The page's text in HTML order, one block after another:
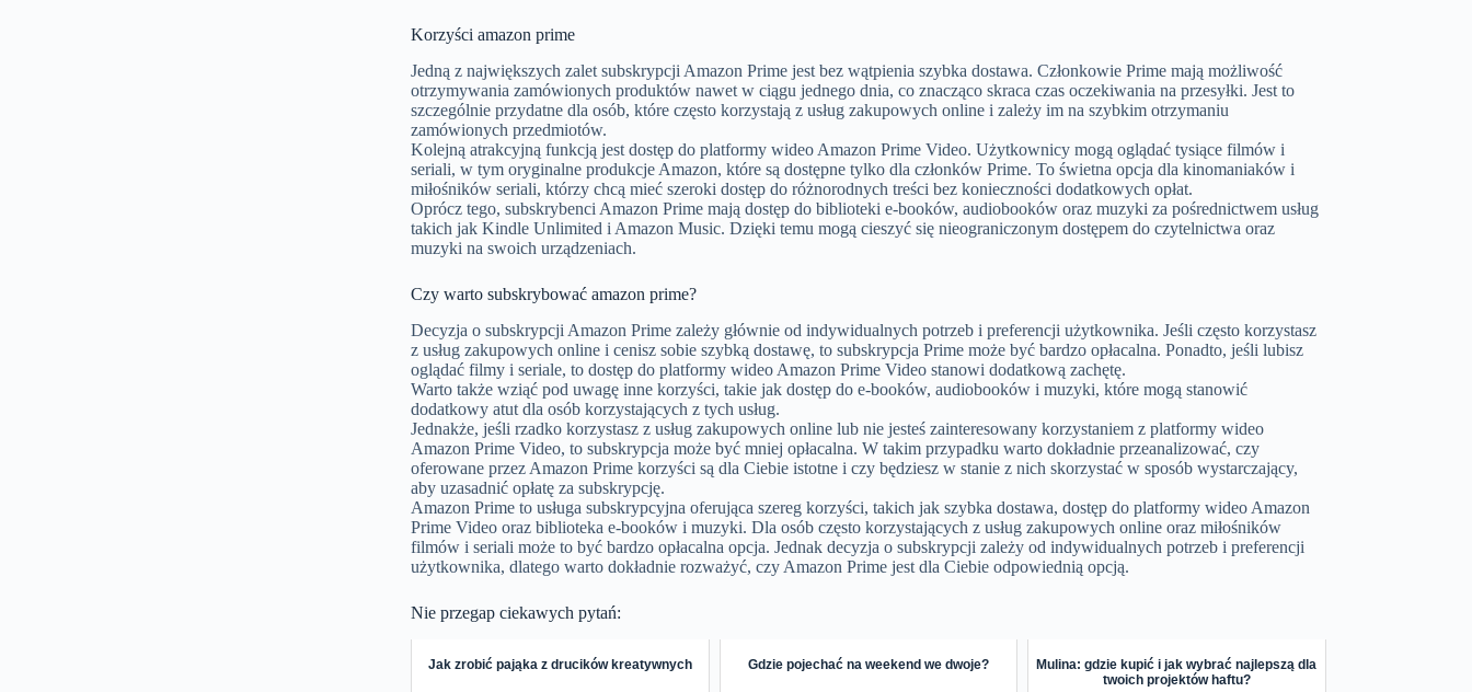
Korzyści amazon prime
Jedną z największych zalet subskrypcji Amazon Prime jest bez wątpienia szybka dostawa. Członkowie Prime mają możliwość
otrzymywania zamówionych produktów nawet w ciągu jednego dnia, co znacząco skraca czas oczekiwania na przesyłki. Jest to
szczególnie przydatne dla osób, które często korzystają z usług zakupowych online i zależy im na szybkim otrzymaniu
zamówionych przedmiotów.
Kolejną atrakcyjną funkcją jest dostęp do platformy wideo Amazon Prime Video. Użytkownicy mogą oglądać tysiące filmów i
seriali, w tym oryginalne produkcje Amazon, które są dostępne tylko dla członków Prime. To świetna opcja dla kinomaniaków i
miłośników seriali, którzy chcą mieć szeroki dostęp do różnorodnych treści bez konieczności dodatkowych opłat.
Oprócz tego, subskrybenci Amazon Prime mają dostęp do biblioteki e-booków, audiobooków oraz muzyki za pośrednictwem usług
takich jak Kindle Unlimited i Amazon Music. Dzięki temu mogą cieszyć się nieograniczonym dostępem do czytelnictwa oraz
muzyki na swoich urządzeniach.
Czy warto subskrybować amazon prime?
Decyzja o subskrypcji Amazon Prime zależy głównie od indywidualnych potrzeb i preferencji użytkownika. Jeśli często korzystasz
z usług zakupowych online i cenisz sobie szybką dostawę, to subskrypcja Prime może być bardzo opłacalna. Ponadto, jeśli lubisz
oglądać filmy i seriale, to dostęp do platformy wideo Amazon Prime Video stanowi dodatkową zachętę.
Warto także wziąć pod uwagę inne korzyści, takie jak dostęp do e-booków, audiobooków i muzyki, które mogą stanowić
dodatkowy atut dla osób korzystających z tych usług.
Jednakże, jeśli rzadko korzystasz z usług zakupowych online lub nie jesteś zainteresowany korzystaniem z platformy wideo
Amazon Prime Video, to subskrypcja może być mniej opłacalna. W takim przypadku warto dokładnie przeanalizować, czy
oferowane przez Amazon Prime korzyści są dla Ciebie istotne i czy będziesz w stanie z nich skorzystać w sposób wystarczający,
aby uzasadnić opłatę za subskrypcję.
Amazon Prime to usługa subskrypcyjna oferująca szereg korzyści, takich jak szybka dostawa, dostęp do platformy wideo Amazon
Prime Video oraz biblioteka e-booków i muzyki. Dla osób często korzystających z usług zakupowych online oraz miłośników
filmów i seriali może to być bardzo opłacalna opcja. Jednak decyzja o subskrypcji zależy od indywidualnych potrzeb i preferencji
użytkownika, dlatego warto dokładnie rozważyć, czy Amazon Prime jest dla Ciebie odpowiednią opcją.
Nie przegap ciekawych pytań:
Jak zrobić pająka z drucików kreatywnych Gdzie pojechać na weekend we dwoje?
Mulina: gdzie kupić i jak wybrać najlepszą dla
twoich projektów haftu?